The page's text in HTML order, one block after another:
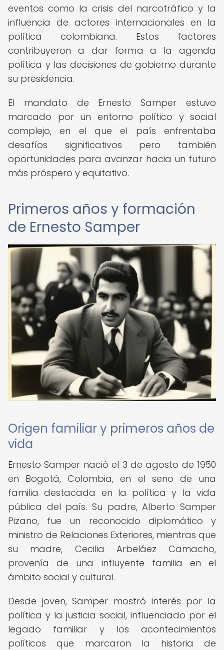
eventos como la crisis del narcotráfico y la
influencia de actores internacionales en la
política colombiana. Estos factores
contribuyeron a dar forma a la agenda
política y las decisiones de gobierno durante
su presidencia.
El mandato de Ernesto Samper estuvo
marcado por un entorno político y social
complejo, en el que el país enfrentaba
desafíos significativos pero también
oportunidades para avanzar hacia un futuro
más próspero y equitativo.
Primeros años y formación
de Ernesto Samper
Origen familiar y primeros años de
vida
Ernesto Samper nació el 3 de agosto de 1950
en Bogotá, Colombia, en el seno de una
familia destacada en la política y la vida
pública del país. Su padre, Alberto Samper
Pizano, fue un reconocido diplomático y
ministro de Relaciones Exteriores, mientras que
su madre, Cecilia Arbeláez Camacho,
provenía de una influyente familia en el
ámbito social y cultural.
Desde joven, Samper mostró interés por la
política y la justicia social, influenciado por el
legado familiar y los acontecimientos
políticos que marcaron la historia de